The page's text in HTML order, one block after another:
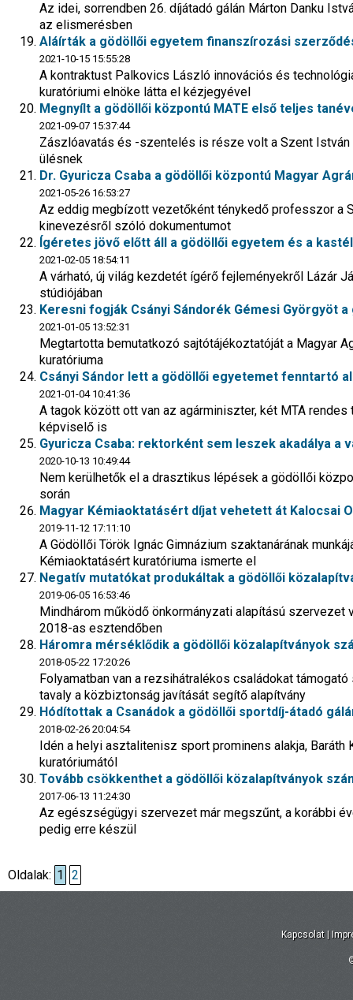
Az idei, sorrendben 26. díjátadó gálán Márton Danku
az elismerésben
Aláírták a gödöllői egyetem finanszírozási
2021-10-15 15:55:28
A kontraktust Palkovics László innovációs és
kuratóriumi elnöke látta el kézjegyével
Megnyílt a gödöllői központú MATE első teljes
2021-09-07 15:37:44
Zászlóavatás és -szentelés is része volt a Szent
ülésnek
Dr. Gyuricza Csaba a gödöllői központú Magyar
2021-05-26 16:53:27
Az eddig megbízott vezetőként ténykedő professzor a
kinevezésről szóló dokumentumot
Ígéretes jövő előtt áll a gödöllői egyetem és a
2021-02-05 18:54:11
A várható, új világ kezdetét ígérő fejleményekről Lázár
stúdiójában
Keresni fogják Csányi Sándorék Gémesi Györgyöt
2021-01-05 13:52:31
Megtartotta bemutatkozó sajtótájékoztatóját a Magyar
kuratóriuma
Csányi Sándor lett a gödöllői egyetemet fenntartó
2021-01-04 10:41:36
A tagok között ott van az agárminiszter, két MTA
képviselő is
Gyuricza Csaba: rektorként sem leszek akadálya a
2020-10-13 10:49:44
Nem kerülhetők el a drasztikus lépések a gödöllői
során
Magyar Kémiaoktatásért díjat vehetett át Kalocsai
2019-11-12 17:11:10
A Gödöllői Török Ignác Gimnázium szaktanárának
Kémiaoktatásért kuratóriuma ismerte el
Negatív mutatókat produkáltak a gödöllői
2019-06-05 16:53:46
Mindhárom működő önkormányzati alapítású
2018-as esztendőben
Háromra mérséklődik a gödöllői közalapítványok
2018-05-22 17:20:26
Folyamatban van a rezsihátralékos családokat
tavaly a közbiztonság javítását segítő alapítvány
Hódítottak a Csanádok a gödöllői sportdíj-átadó
2018-02-26 20:04:54
Idén a helyi asztalitenisz sport prominens alakja,
kuratóriumától
Tovább csökkenthet a gödöllői közalapítványok
2017-06-13 11:24:30
Az egészségügyi szervezet már megszűnt, a korábbi
pedig erre készül
Oldalak: 1 2
Kapcsolat |